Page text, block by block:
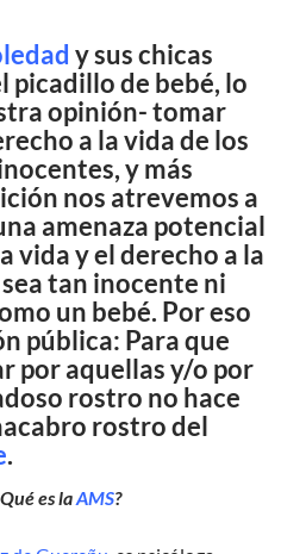
y sus chicas
picadillo de bebé, lo
opinión- tomar
a la vida de los
y más
nos atrevemos a
amenaza potencial
vida y el derecho a la
tan inocente ni
un bebé. Por eso
pública: Para que
por aquellas y/o por
rostro no hace
rostro del
.
es laAMS?